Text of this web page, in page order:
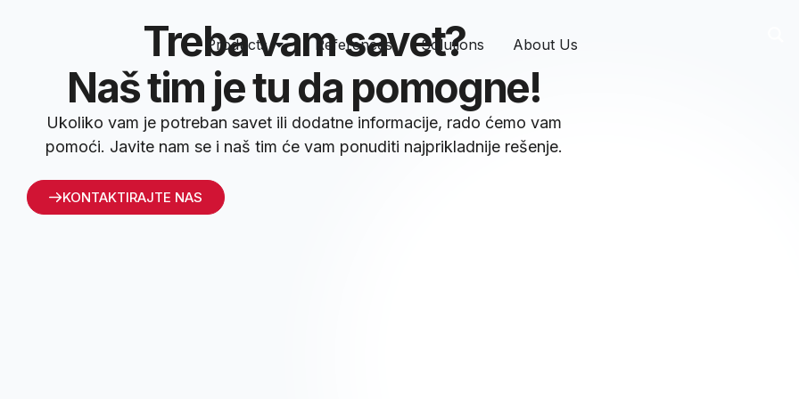
Products References Solutions About Us
Treba vam savet?
Naš tim je tu da pomogne!
Ukoliko vam je potreban savet ili dodatne informacije, rado ćemo vam
pomoći. Javite nam se i naš tim će vam ponuditi najprikladnije rešenje.
KONTAKTIRAJTE NAS